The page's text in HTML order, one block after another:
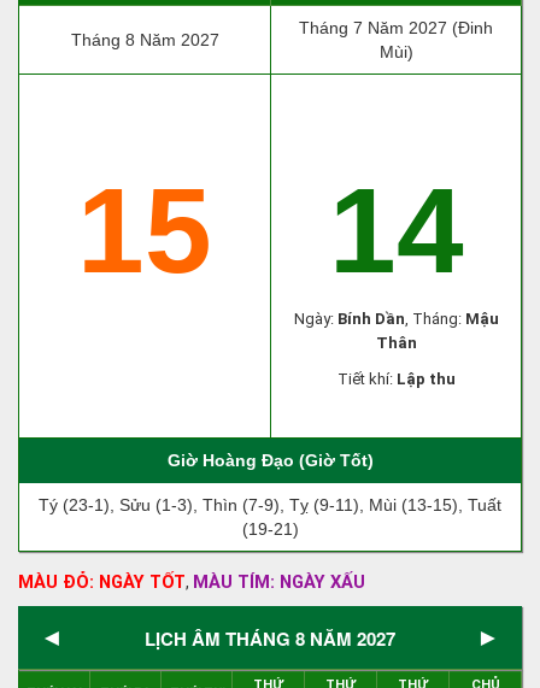
Tháng 8 Năm 2027
Tháng 7 Năm 2027 (Đinh
Mùi)
15 14
Ngày: Bính Dần, Tháng: Mậu
Thân
Tiết khí: Lập thu
Giờ Hoàng Đạo (Giờ Tốt)
Tý (23-1), Sửu (1-3), Thìn (7-9), Tỵ (9-11), Mùi (13-15), Tuất
(19-21)
MÀU ĐỎ: NGÀY TỐT, MÀU TÍM: NGÀY XẤU
◄ LỊCH ÂM THÁNG 8 NĂM 2027 ►